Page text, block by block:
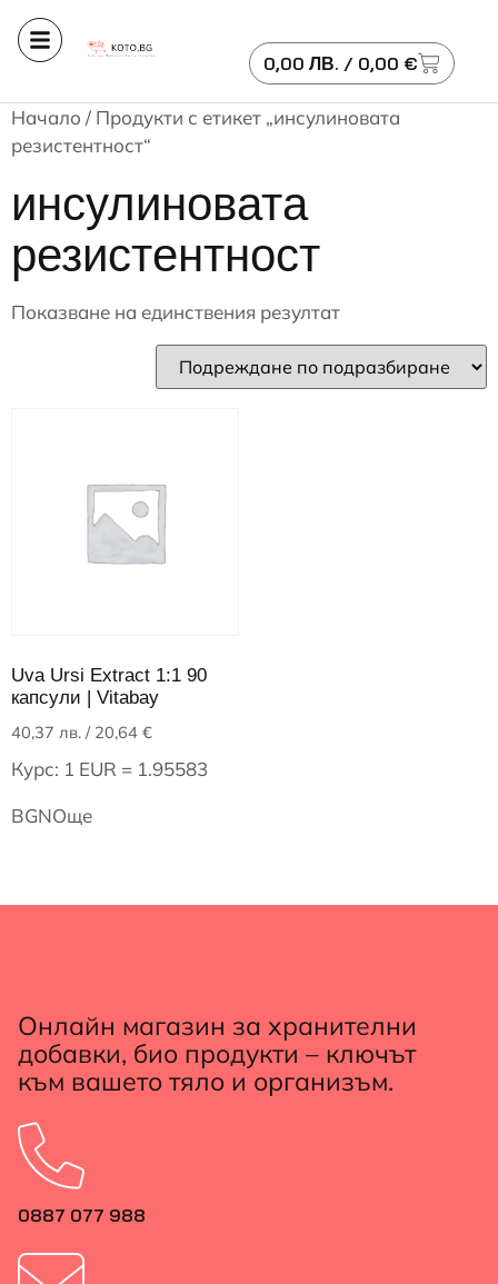
0,00 ЛВ. / 0,00 €
Начало / Продукти с етикет „инсулиновата
резистентност“
инсулиновата
резистентност
Показване на единствения резултат
Uva Ursi Extract 1:1 90
капсули | Vitabay
40,37 лв. / 20,64 €
Курс: 1 EUR = 1.95583
BGNОще
Онлайн магазин за хранителни
добавки, био продукти – ключът
към вашето тяло и организъм.
0887 077 988